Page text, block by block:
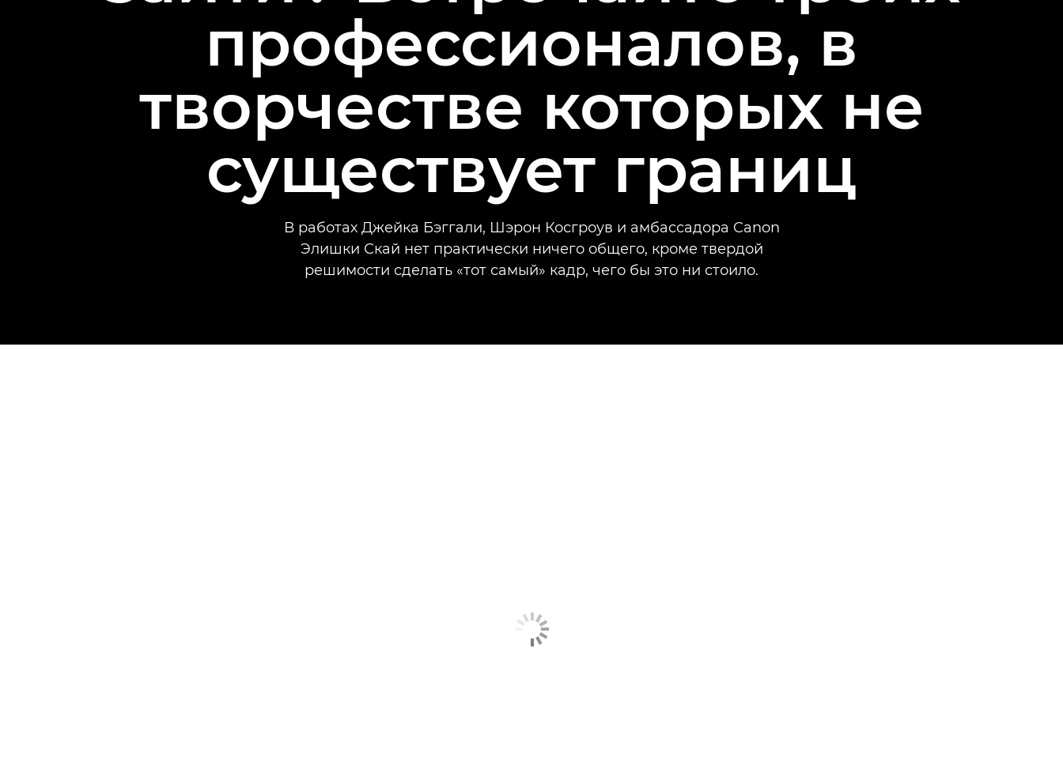
профессионалов, в
творчестве которых не
существует границ
В работах Джейка Бэггали, Шэрон Косгроув и амбассадора Canon
Элишки Скай нет практически ничего общего, кроме твердой
решимости сделать «тот самый» кадр, чего бы это ни стоило.